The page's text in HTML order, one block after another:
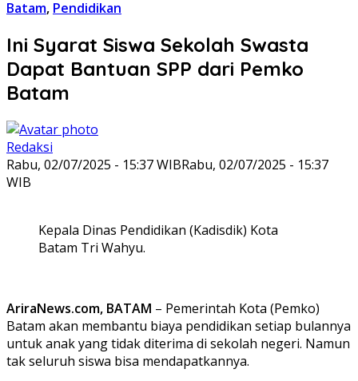
Batam, Pendidikan
Ini Syarat Siswa Sekolah Swasta
Dapat Bantuan SPP dari Pemko
Batam
Redaksi
Rabu, 02/07/2025 - 15:37 WIBRabu, 02/07/2025 - 15:37
WIB
Kepala Dinas Pendidikan (Kadisdik) Kota
Batam Tri Wahyu.
AriraNews.com, BATAM – Pemerintah Kota (Pemko)
Batam akan membantu biaya pendidikan setiap bulannya
untuk anak yang tidak diterima di sekolah negeri. Namun
tak seluruh siswa bisa mendapatkannya.